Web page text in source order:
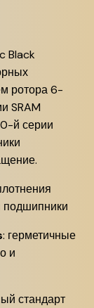
Black
ротора 6-
SRAM
й серии
подшипники
: герметичные
и
стандарт